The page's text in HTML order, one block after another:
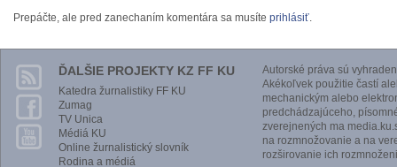
Prepáčte, ale pred zanechaním komentára sa musíte prihlásiť.
ĎALŠIE PROJEKTY KZ FF KU
Katedra žurnalistiky FF KU
Zumag
TV Unica
Médiá KU
Online žurnalistický slovník
Rodina a médiá
Autorské práva sú
Akékoľvek použitie častí
mechanickým alebo
predchádzajúceho,
zverejnených ma
na rozmnožovanie a na
rozširovanie ich